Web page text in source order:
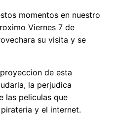
momentos en nuestro
Viernes 7 de
su visita y se
de esta
la perjudica
las peliculas que
y el internet.